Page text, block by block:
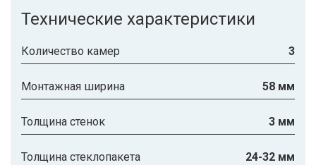
Технические характеристики
Количество камер 3
Монтажная ширина 58 мм
Толщина стенок 3 мм
Толщина стеклопакета 24-32 мм